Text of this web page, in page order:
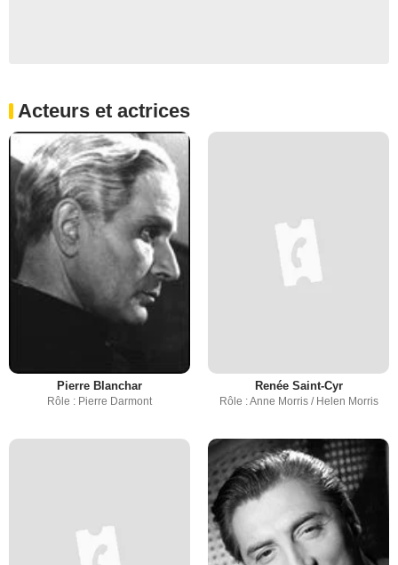
Acteurs et actrices
Pierre Blanchar
Rôle : Pierre Darmont
Renée Saint-Cyr
Rôle : Anne Morris / Helen Morris